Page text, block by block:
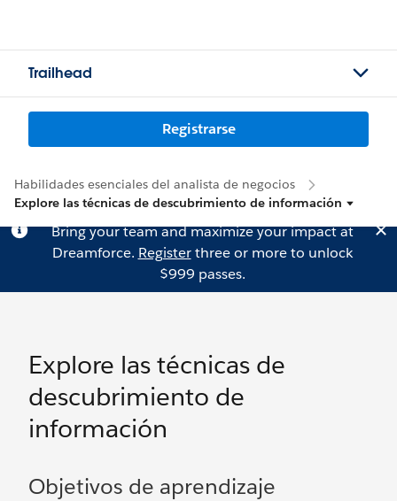
Trailhead
Registrarse
Habilidades esenciales del analista de negocios
Explore las técnicas de descubrimiento de información
Bring your team and maximize your impact at
Dreamforce. Registerthree or more to unlock
$999 passes.
Explore las técnicas de
descubrimiento de
información
Objetivos de aprendizaje